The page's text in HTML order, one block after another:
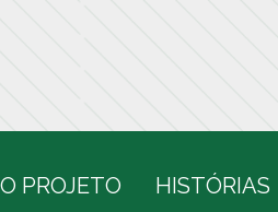
O PROJETO HISTÓRIAS